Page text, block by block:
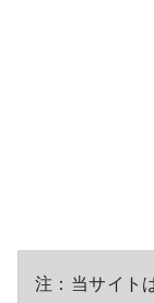
注：当サイト